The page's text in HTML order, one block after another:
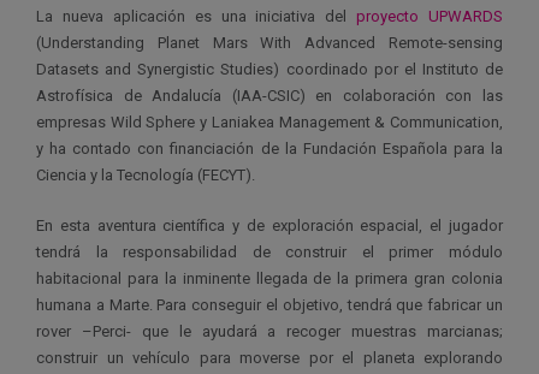
La nueva aplicación es una iniciativa del proyecto UPWARDS
(Understanding Planet Mars With Advanced Remote-sensing
Datasets and Synergistic Studies) coordinado por el Instituto de
Astrofísica de Andalucía (IAA-CSIC) en colaboración con las
empresas Wild Sphere y Laniakea Management & Communication,
y ha contado con financiación de la Fundación Española para la
Ciencia y la Tecnología (FECYT).
En esta aventura científica y de exploración espacial, el jugador
tendrá la responsabilidad de construir el primer módulo
habitacional para la inminente llegada de la primera gran colonia
humana a Marte. Para conseguir el objetivo, tendrá que fabricar un
rover –Perci- que le ayudará a recoger muestras marcianas;
construir un vehículo para moverse por el planeta explorando